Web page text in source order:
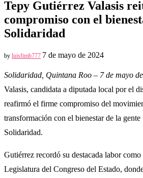
Tepy Gutiérrez Valasis
compromiso con el
Solidaridad
by luisfimb777 7 de mayo de 2024
Solidaridad, Quintana Roo – 7 de mayo
Valasis, candidata a diputada local por el
reafirmó el firme compromiso del
transformación con el bienestar de la gente
Solidaridad.
Gutiérrez recordó su destacada labor
Legislatura del Congreso del Estado,